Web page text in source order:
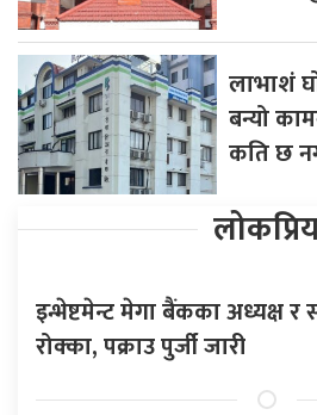
लाभाशं
बन्यो
कति छ
इन्भेष्टमेन्ट मेगा बैंकका अध्यक्ष
रोक्का, पक्राउ पुर्जी जारी